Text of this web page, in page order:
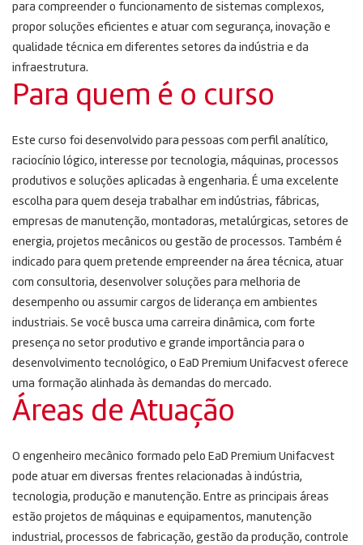
para compreender o funcionamento de sistemas complexos,
propor soluções eficientes e atuar com segurança, inovação e
qualidade técnica em diferentes setores da indústria e da
infraestrutura.
Para quem é o curso
Este curso foi desenvolvido para pessoas com perfil analítico,
raciocínio lógico, interesse por tecnologia, máquinas, processos
produtivos e soluções aplicadas à engenharia. É uma excelente
escolha para quem deseja trabalhar em indústrias, fábricas,
empresas de manutenção, montadoras, metalúrgicas, setores de
energia, projetos mecânicos ou gestão de processos. Também é
indicado para quem pretende empreender na área técnica, atuar
com consultoria, desenvolver soluções para melhoria de
desempenho ou assumir cargos de liderança em ambientes
industriais. Se você busca uma carreira dinâmica, com forte
presença no setor produtivo e grande importância para o
desenvolvimento tecnológico, o EaD Premium Unifacvest oferece
uma formação alinhada às demandas do mercado.
Áreas de Atuação
O engenheiro mecânico formado pelo EaD Premium Unifacvest
pode atuar em diversas frentes relacionadas à indústria,
tecnologia, produção e manutenção. Entre as principais áreas
estão projetos de máquinas e equipamentos, manutenção
industrial, processos de fabricação, gestão da produção, controle